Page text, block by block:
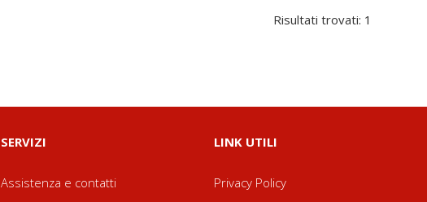
Risultati trovati: 1
SERVIZI
Assistenza e contatti
LINK UTILI
Privacy Policy